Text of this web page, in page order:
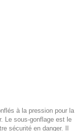
à la pression pour la
Le sous-gonflage est le
sécurité en danger. Il